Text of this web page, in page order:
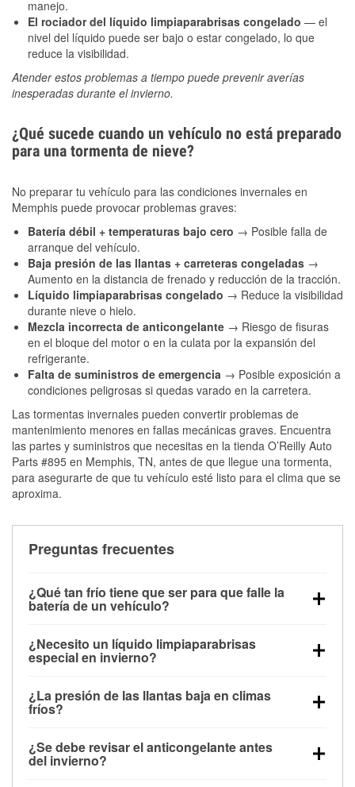
manejo.
El rociador del líquido limpiaparabrisas congelado — el
nivel del líquido puede ser bajo o estar congelado, lo que
reduce la visibilidad.
Atender estos problemas a tiempo puede prevenir averías
inesperadas durante el invierno.
¿Qué sucede cuando un vehículo no está preparado
para una tormenta de nieve?
No preparar tu vehículo para las condiciones invernales en
Memphis puede provocar problemas graves:
Batería débil + temperaturas bajo cero → Posible falla de
arranque del vehículo.
Baja presión de las llantas + carreteras congeladas →
Aumento en la distancia de frenado y reducción de la tracción.
Líquido limpiaparabrisas congelado → Reduce la visibilidad
durante nieve o hielo.
Mezcla incorrecta de anticongelante → Riesgo de fisuras
en el bloque del motor o en la culata por la expansión del
refrigerante.
Falta de suministros de emergencia → Posible exposición a
condiciones peligrosas si quedas varado en la carretera.
Las tormentas invernales pueden convertir problemas de
mantenimiento menores en fallas mecánicas graves. Encuentra
las partes y suministros que necesitas en la tienda O’Reilly Auto
Parts #895 en Memphis, TN, antes de que llegue una tormenta,
para asegurarte de que tu vehículo esté listo para el clima que se
aproxima.
Preguntas frecuentes
¿Qué tan frío tiene que ser para que falle la
batería de un vehículo?
debajo de los 32 °F y puede perder hasta la mitad de
su potencia de arranque cerca de los 0 °F, lo que
arranque.
¿Necesito un líquido limpiaparabrisas
especial en invierno?
la congelación y ayuda a disolver la sal y la nieve
derretida en la carretera para mejorar la visibilidad.
¿La presión de las llantas baja en climas
fríos?
alrededor de 1 PSI por cada 10 °F que baja la
temperatura. Puedes obtener más información sobre
¿Se debe revisar el anticongelante antes
del invierno?